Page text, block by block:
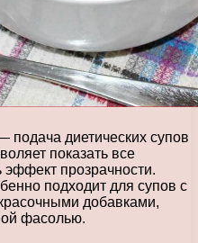
подача диетических супов
показать все
эффект прозрачности.
подходит для супов с
добавками,
фасолью.